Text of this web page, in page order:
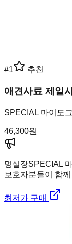
#1 추천
애견사료 제일
SPECIAL 마이도그
46,300원
멍실장SPECIAL
보호자분들이 함
최저가 구매